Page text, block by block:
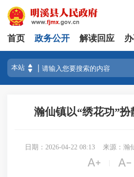
首页 政务公开 解读回应
瀚仙镇以“绣花功”
日期：2026-04-22 08:13 来源：瀚
 